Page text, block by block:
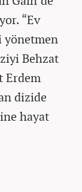
“Ev
Behzat
Erdem
dizide
hayat